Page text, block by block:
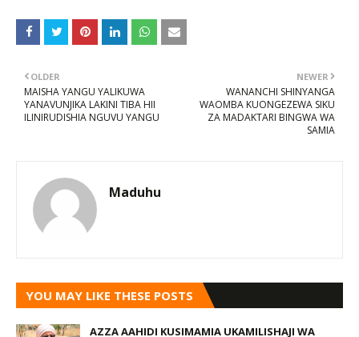
NEWER
WANANCHI SHINYANGA
WAOMBA KUONGEZEWA SIKU
ZA MADAKTARI BINGWA WA
SAMIA
OLDER
MAISHA YANGU YALIKUWA
YANAVUNJIKA LAKINI TIBA HII
ILINIRUDISHIA NGUVU YANGU
Maduhu
YOU MAY LIKE THESE POSTS
AZZA AAHIDI KUSIMAMIA UKAMILISHAJI WA